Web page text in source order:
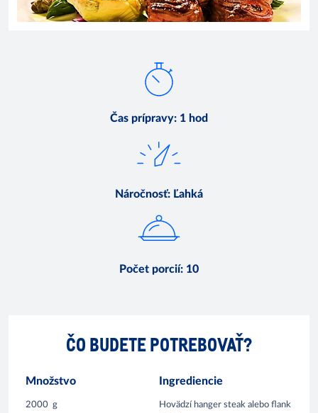
Čas prípravy: 1 hod
Náročnosť: Ľahká
Počet porcií: 10
ČO BUDETE POTREBOVAŤ?
Množstvo Ingrediencie
2000 g
Hovädzí hanger steak alebo flank